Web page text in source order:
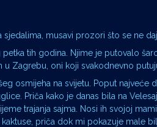
musavi prozori što se ne
tih godina. Njime je putovalo
Zagrebu, oni koji svakodnevno
osmijeha na svijetu. Poput
Priča kako je danas bila na
trajanja sajma. Nosi ih svojoj
priča dok mi pokazuje male